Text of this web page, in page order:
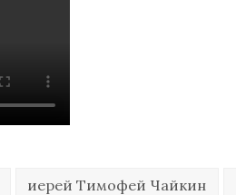
иерей Тимофей Чайкин